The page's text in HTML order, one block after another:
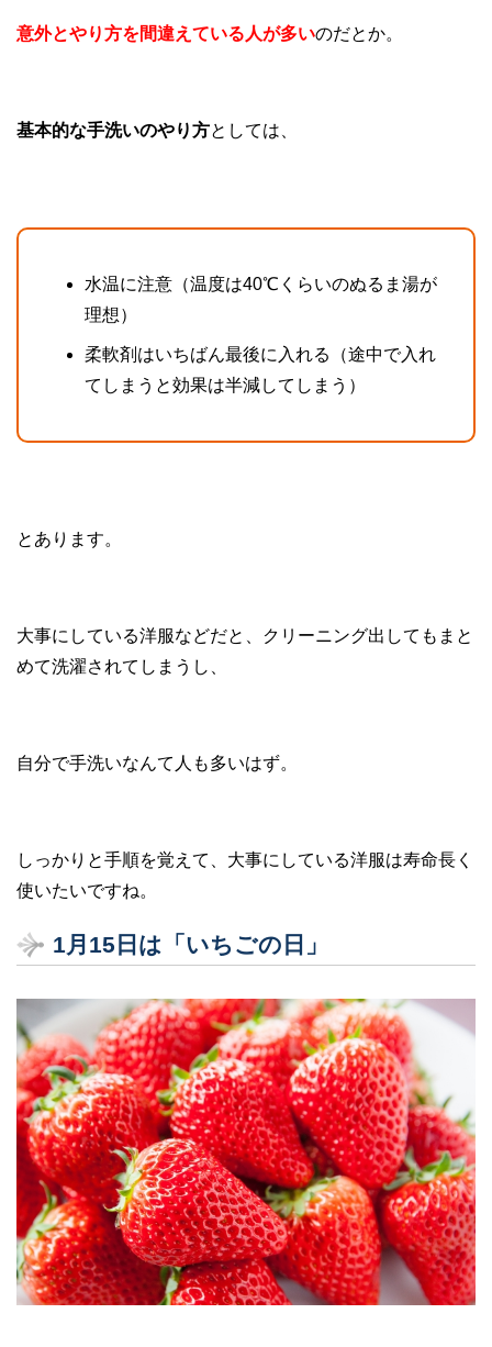
意外とやり方を間違えている人が多いのだとか。
基本的な手洗いのやり方としては、
水温に注意（温度は40℃くらいのぬるま湯が
理想）
柔軟剤はいちばん最後に入れる（途中で入れ
てしまうと効果は半減してしまう）
とあります。
大事にしている洋服などだと、クリーニング出してもまと
めて洗濯されてしまうし、
自分で手洗いなんて人も多いはず。
しっかりと手順を覚えて、大事にしている洋服は寿命長く
使いたいですね。
1月15日は「いちごの日」